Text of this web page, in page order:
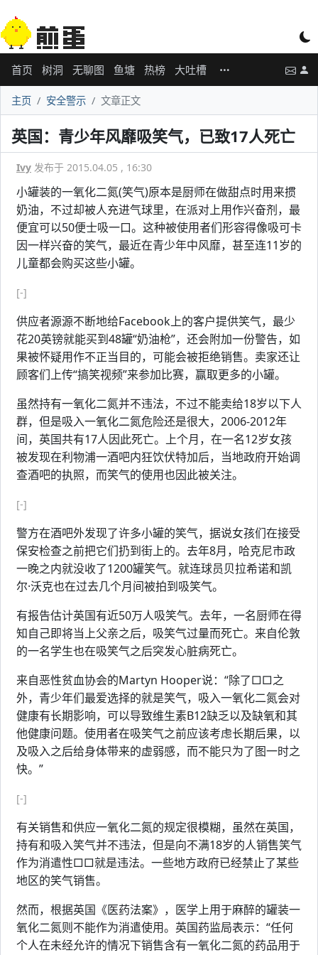
首页 树洞 无聊图 鱼塘 热榜 大吐槽
主页 安全警示 文章正文
英国：青少年风靡吸笑气，已致17人死亡
Ivy 发布于 2015.04.05 , 16:30
小罐装的一氧化二氮(笑气)原本是厨师在做甜点时用来掼
奶油，不过却被人充进气球里，在派对上用作兴奋剂，最
便宜可以50便士吸一口。这种被使用者们形容得像吸可卡
因一样兴奋的笑气，最近在青少年中风靡，甚至连11岁的
儿童都会购买这些小罐。
[-]
供应者源源不断地给Facebook上的客户提供笑气，最少
花20英镑就能买到48罐“奶油枪”，还会附加一份警告，如
果被怀疑用作不正当目的，可能会被拒绝销售。卖家还让
顾客们上传“搞笑视频”来参加比赛，赢取更多的小罐。
虽然持有一氧化二氮并不违法，不过不能卖给18岁以下人
群，但是吸入一氧化二氮危险还是很大，2006-2012年
间，英国共有17人因此死亡。上个月，在一名12岁女孩
被发现在利物浦一酒吧内狂饮伏特加后，当地政府开始调
查酒吧的执照，而笑气的使用也因此被关注。
[-]
警方在酒吧外发现了许多小罐的笑气，据说女孩们在接受
保安检查之前把它们扔到街上的。去年8月，哈克尼市政
一晚之内就没收了1200罐笑气。就连球员贝拉希诺和凯
尔·沃克也在过去几个月间被拍到吸笑气。
有报告估计英国有近50万人吸笑气。去年，一名厨师在得
知自己即将当上父亲之后，吸笑气过量而死亡。来自伦敦
的一名学生也在吸笑气之后突发心脏病死亡。
来自恶性贫血协会的Martyn Hooper说：“除了□□之
外，青少年们最爱选择的就是笑气，吸入一氧化二氮会对
健康有长期影响，可以导致维生素B12缺乏以及缺氧和其
他健康问题。使用者在吸笑气之前应该考虑长期后果，以
及吸入之后给身体带来的虚弱感，而不能只为了图一时之
快。”
[-]
有关销售和供应一氧化二氮的规定很模糊，虽然在英国，
持有和吸入笑气并不违法，但是向不满18岁的人销售笑气
作为消遣性□□就是违法。一些地方政府已经禁止了某些
地区的笑气销售。
然而，根据英国《医药法案》，医学上用于麻醉的罐装一
氧化二氮则不能作为消遣使用。英国药监局表示：“任何
个人在未经允许的情况下销售含有一氧化二氮的药品用于